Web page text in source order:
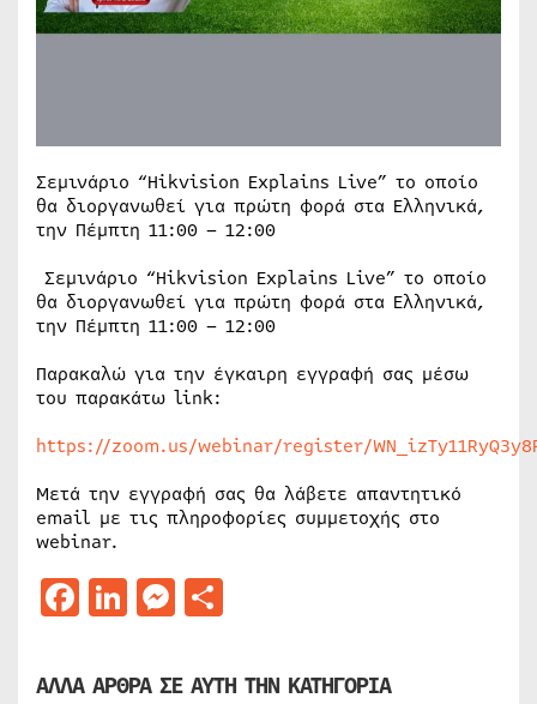
Σεμινάριο “Hikvision Explains Live” το οποίο
θα διοργανωθεί για πρώτη φορά στα Ελληνικά,
την Πέμπτη 11:00 – 12:00
Σεμινάριο “Hikvision Explains Live” το οποίο
θα διοργανωθεί για πρώτη φορά στα Ελληνικά,
την Πέμπτη 11:00 – 12:00
Παρακαλώ για την έγκαιρη εγγραφή σας μέσω
του παρακάτω link:
https://zoom.us/webinar/register/
Μετά την εγγραφή σας θα λάβετε απαντητικό
email με τις πληροφορίες συμμετοχής στο
webinar.
Facebook
LinkedIn
Messenger
ΑΛΛΑ ΑΡΘΡΑ ΣΕ ΑΥΤΗ ΤΗΝ ΚΑΤΗΓΟΡΙΑ